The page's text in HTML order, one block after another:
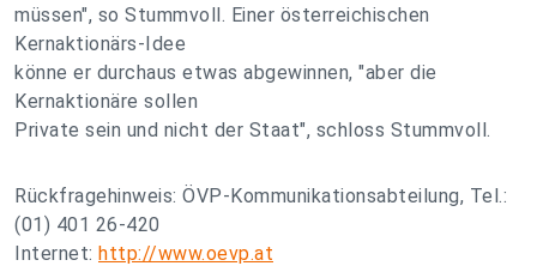
müssen", so Stummvoll. Einer österreichischen
Kernaktionärs-Idee
könne er durchaus etwas abgewinnen, "aber die
Kernaktionäre sollen
Private sein und nicht der Staat", schloss Stummvoll.
Rückfragehinweis: ÖVP-Kommunikationsabteilung, Tel.:
(01) 401 26-420
Internet: http://www.oevp.at